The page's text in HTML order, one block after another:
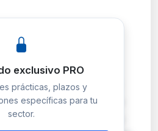
de la Universidad de
Andaluz de Salud
de Antonio Molina
de Universidad con
tipo de plazas vinculadas
exclusivo PRO
prácticas, plazos y
específicas para tu
sector.